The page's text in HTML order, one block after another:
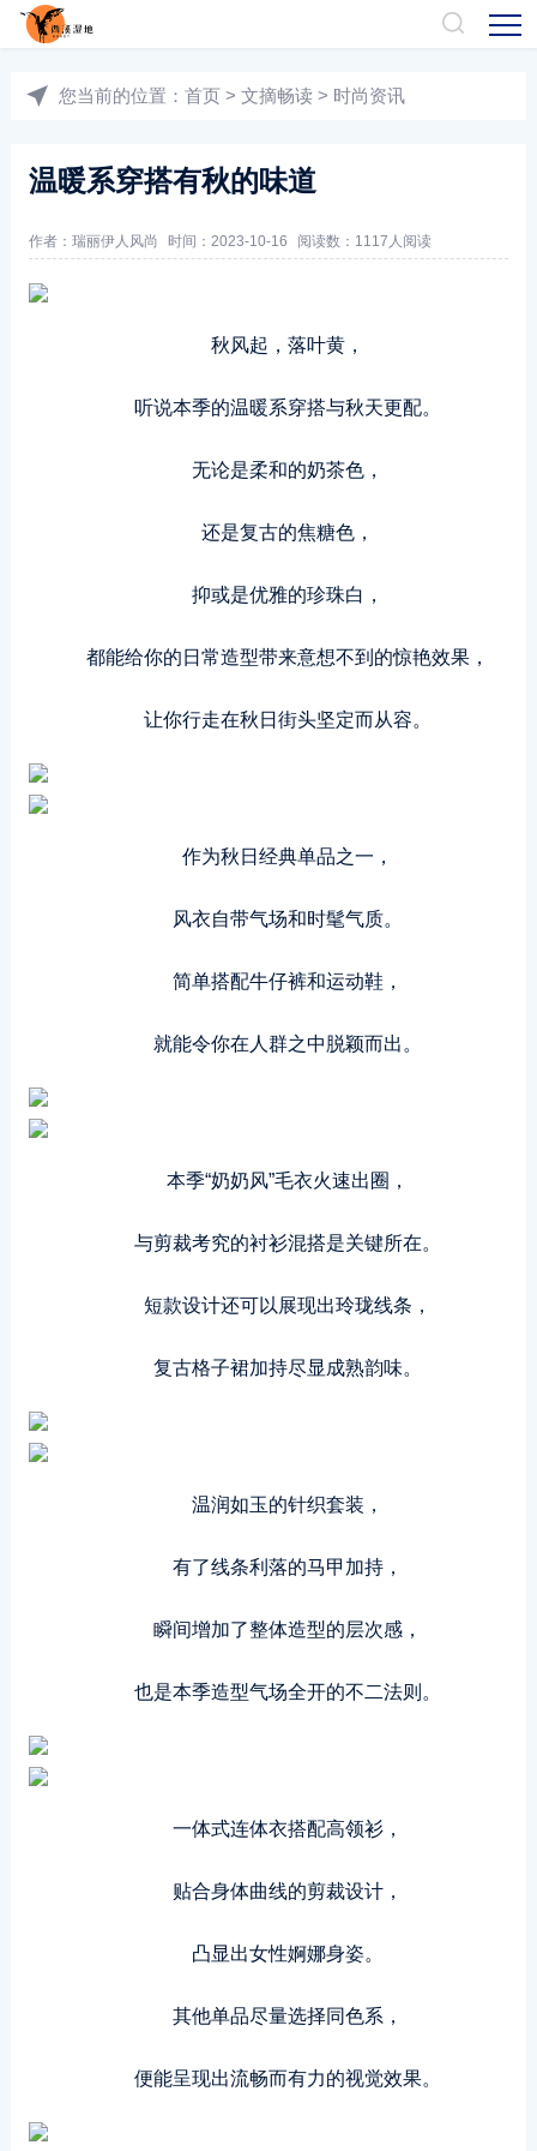
您当前的位置： 首页 > 文摘畅读> 时尚资讯
温暖系穿搭有秋的味道
作者： 瑞丽伊人风尚 时间：2023-10-16 阅读数： 1117人阅读
秋风起，落叶黄，
听说本季的温暖系穿搭与秋天更配。
无论是柔和的奶茶色，
还是复古的焦糖色，
抑或是优雅的珍珠白，
都能给你的日常造型带来意想不到的惊艳效果，
让你行走在秋日街头坚定而从容。
作为秋日经典单品之一，
风衣自带气场和时髦气质。
简单搭配牛仔裤和运动鞋，
就能令你在人群之中脱颖而出。
本季“奶奶风”毛衣火速出圈，
与剪裁考究的衬衫混搭是关键所在。
短款设计还可以展现出玲珑线条，
复古格子裙加持尽显成熟韵味。
温润如玉的针织套装，
有了线条利落的马甲加持，
瞬间增加了整体造型的层次感，
也是本季造型气场全开的不二法则。
一体式连体衣搭配高领衫，
贴合身体曲线的剪裁设计，
凸显出女性婀娜身姿。
其他单品尽量选择同色系，
便能呈现出流畅而有力的视觉效果。